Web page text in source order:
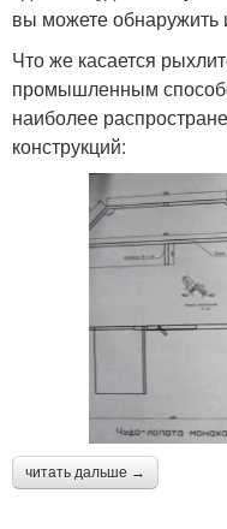
вы можете обнаружить
Что же касается
промышленным
наиболее
конструкций:
читать дальше →